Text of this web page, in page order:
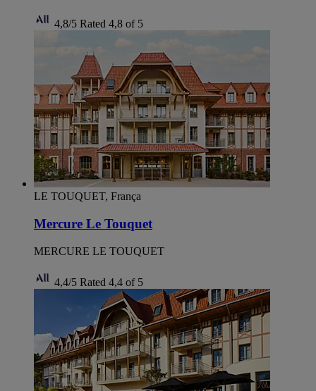
4,8/5 Rated 4,8 of 5
LE TOUQUET, França
Mercure Le Touquet
MERCURE LE TOUQUET
4,4/5 Rated 4,4 of 5